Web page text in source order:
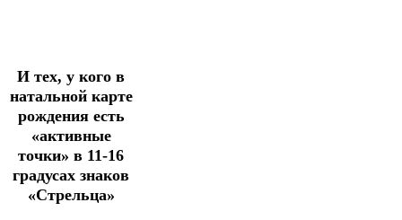
И тех, у кого в
натальной карте
рождения есть
«активные
точки» в 11-16
градусах знаков
«Стрельца»